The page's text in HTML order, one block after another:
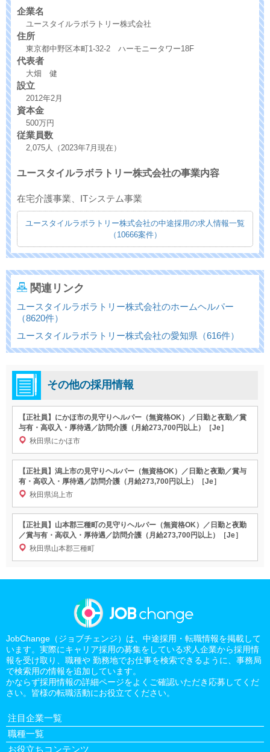
企業名
ユースタイルラボラトリー株式会社
住所
東京都中野区本町1-32-2 ハーモニータワー18F
代表者
大畑 健
設立
2012年2月
資本金
500万円
従業員数
2,075人（2023年7月現在）
ユースタイルラボラトリー株式会社の事業内容
在宅介護事業、ITシステム事業
ユースタイルラボラトリー株式会社の中途採用の求人情報一覧
（10666案件）
関連リンク
ユースタイルラボラトリー株式会社のホームヘルパー
（8620件）
ユースタイルラボラトリー株式会社の愛知県（616件）
その他の採用情報
【正社員】にかほ市の見守りヘルパー（無資格OK）／日勤と夜勤／賞
与有・高収入・厚待遇／訪問介護（月給273,700円以上）［Je］
秋田県にかほ市
【正社員】潟上市の見守りヘルパー（無資格OK）／日勤と夜勤／賞与
有・高収入・厚待遇／訪問介護（月給273,700円以上）［Je］
秋田県潟上市
【正社員】山本郡三種町の見守りヘルパー（無資格OK）／日勤と夜勤
／賞与有・高収入・厚待遇／訪問介護（月給273,700円以上）［Je］
秋田県山本郡三種町
JobChange（ジョブチェンジ）は、中途採用・転職情報を掲載して
います。実際にキャリア採用の募集をしている求人企業から採用情
報を受け取り、職種や 勤務地でお仕事を検索できるように、事務局
で検索用の情報を追加しています。
かならず採用情報の詳細ページをよくご確認いただき応募してくだ
さい。皆様の転職活動にお役立てください。
注目企業一覧
職種一覧
お役立ちコンテンツ